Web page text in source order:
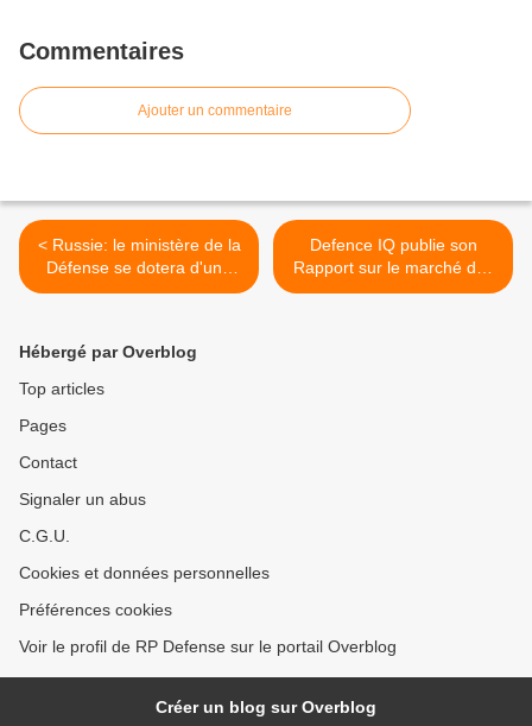
Commentaires
Ajouter un commentaire
< Russie: le ministère de la
Défense se dotera d'une
agence d'information en
Defence IQ publie son
Rapport sur le marché des
véhicules blindés pour 2014
Hébergé par Overblog
Top articles
Pages
Contact
Signaler un abus
C.G.U.
Cookies et données personnelles
Préférences cookies
Voir le profil de RP Defense sur le portail Overblog
Créer un blog sur Overblog